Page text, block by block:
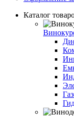
Каталог